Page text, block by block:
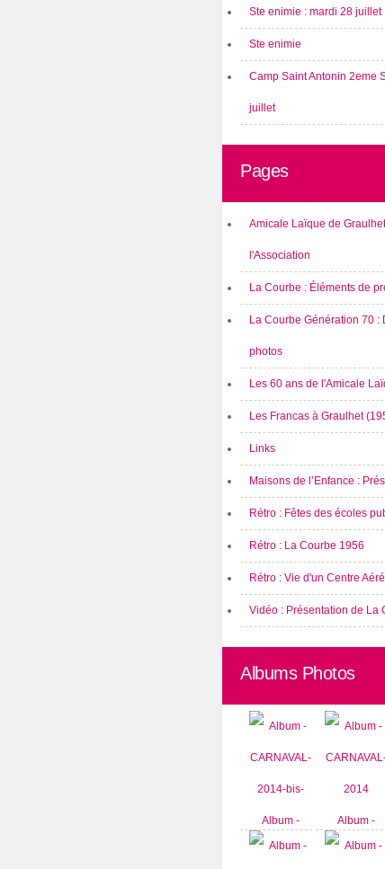
Ste enimie : mardi 28 juillet
Ste enimie
Camp Saint Antonin 2eme
juillet
Pages
Amicale Laïque de
l'Association
La Courbe : Éléments de
La Courbe Génération 70 :
photos
Les 60 ans de l'Amicale
Les Francas à Graulhet
Links
Maisons de l’Enfance :
Rétro : Fêtes des écoles
Rétro : La Courbe 1956
Rétro : Vie d'un Centre
Vidéo : Présentation de La
Albums Photos
Album -
CARNAVAL-
Album -
CARNAVAL-